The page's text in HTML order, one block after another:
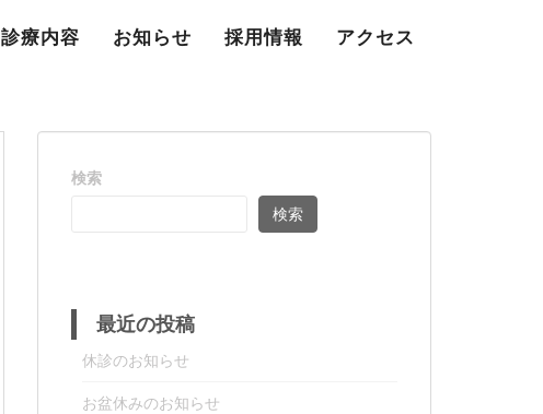
診療内容 お知らせ 採用情報 アクセス
検索
検索
最近の投稿
休診のお知らせ
お盆休みのお知らせ